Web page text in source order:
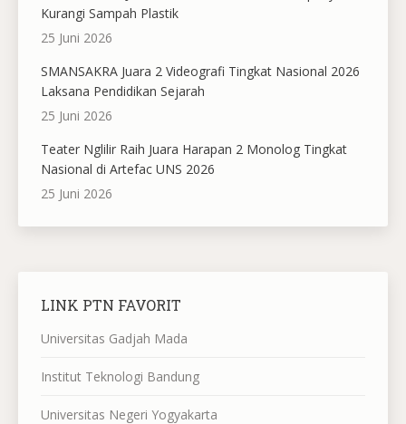
Kurangi Sampah Plastik
25 Juni 2026
SMANSAKRA Juara 2 Videografi Tingkat Nasional 2026
Laksana Pendidikan Sejarah
25 Juni 2026
Teater Nglilir Raih Juara Harapan 2 Monolog Tingkat
Nasional di Artefac UNS 2026
25 Juni 2026
LINK PTN FAVORIT
Universitas Gadjah Mada
Institut Teknologi Bandung
Universitas Negeri Yogyakarta